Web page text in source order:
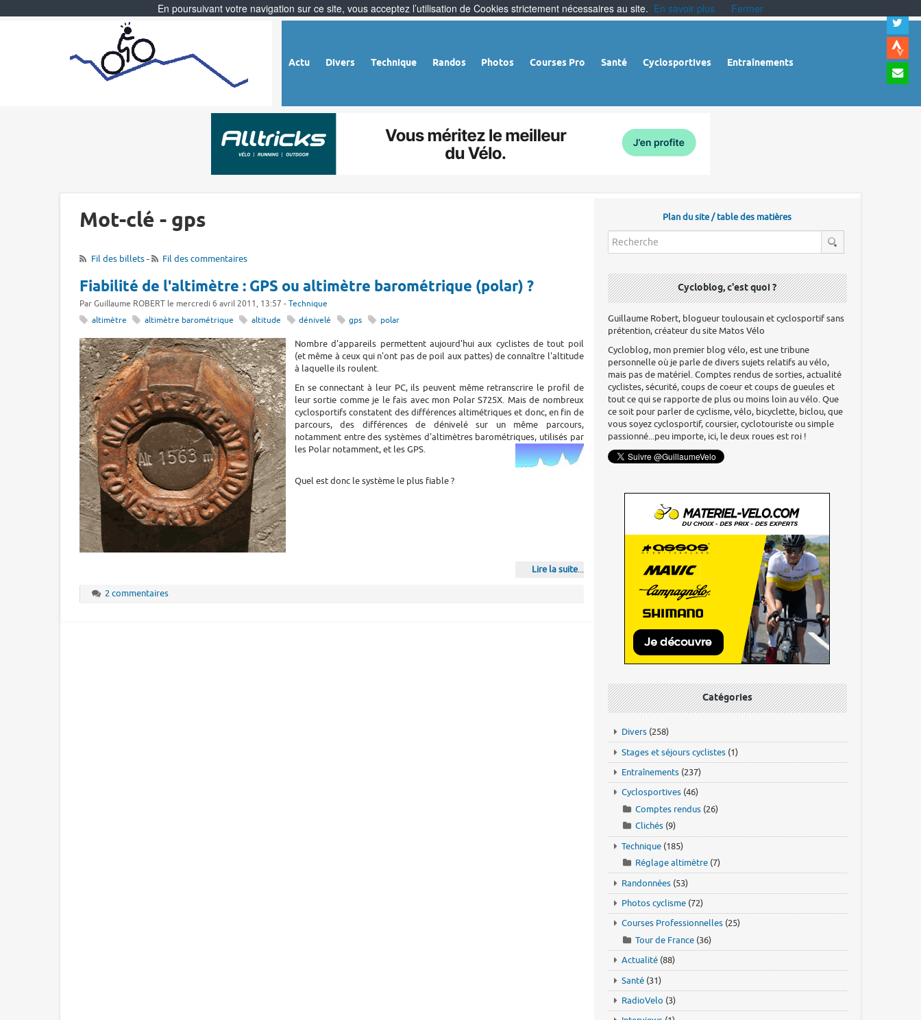
Actu Divers Technique Randos Photos Courses Pro Santé Cyclosportives Entraînements
à
Mot-clé - gps
Fil des billets- Fil des commentaires
Fiabilité de l'altimètre : GPS ou altimètre barométrique (polar) ?
Par Guillaume ROBERT le mercredi 6 avril 2011, 13:57 - Technique
altimètre
altimètre barométrique altitude dénivelé gps polar
Nombre d'appareils permettent aujourd'hui aux cyclistes de tout poil
(et même à ceux qui n'ont pas de poil aux pattes) de connaître l'altitude
à laquelle ils roulent.
En se connectant à leur PC, ils peuvent même retranscrire le profil de
leur sortie comme je le fais avec mon Polar S725X. Mais de nombreux
cyclosportifs constatent des différences altimétriques et donc, en fin de
parcours, des différences de dénivelé sur un même parcours,
notamment entre des systèmes d'altimètres barométriques, utilisés par
les Polar notamment, et les GPS.
Quel est donc le système le plus fiable ?
Lire la suite...
2 commentaires
Plan du site / table des matières
Cycloblog, c'est quoi ?
Guillaume Robert, blogueur toulousain et cyclosportif sans
prétention, créateur du site Matos Vélo
Cycloblog, mon premier blog vélo, est une tribune
personnelle où je parle de divers sujets relatifs au vélo,
mais pas de matériel. Comptes rendus de sorties, actualité
cyclistes, sécurité, coups de coeur et coups de gueules et
tout ce qui se rapporte de plus ou moins loin au vélo. Que
ce soit pour parler de cyclisme, vélo, bicyclette, biclou, que
vous soyez cyclosportif, coursier, cyclotouriste ou simple
passionné...peu importe, ici, le deux roues est roi !
Catégories
Divers (258)
Stages et séjours cyclistes (1)
Entraînements (237)
Cyclosportives (46)
Comptes rendus (26)
Clichés (9)
Technique (185)
Réglage altimètre (7)
Randonnées (53)
Photos cyclisme (72)
Courses Professionnelles (25)
Tour de France (36)
Actualité (88)
Santé (31)
RadioVelo (3)
En poursuivant votre navigation sur ce site, vous acceptez l’utilisation de Cookies strictement nécessaires au site. En savoir plus Fermer